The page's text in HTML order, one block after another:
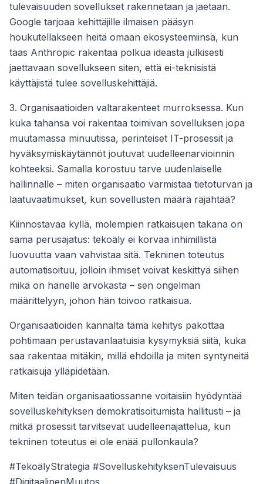
tulevaisuuden sovellukset rakennetaan ja jaetaan.
Google tarjoaa kehittäjille ilmaisen pääsyn
houkutellakseen heitä omaan ekosysteemiinsä, kun
taas Anthropic rakentaa polkua ideasta julkisesti
jaettavaan sovellukseen siten, että ei-teknisistä
käyttäjistä tulee sovelluskehittäjiä.
3. Organisaatioiden valtarakenteet murroksessa. Kun
kuka tahansa voi rakentaa toimivan sovelluksen jopa
muutamassa minuutissa, perinteiset IT-prosessit ja
hyväksymiskäytännöt joutuvat uudelleenarvioinnin
kohteeksi. Samalla korostuu tarve uudenlaiselle
hallinnalle – miten organisaatio varmistaa tietoturvan ja
laatuvaatimukset, kun sovellusten määrä räjähtää?
Kiinnostavaa kyllä, molempien ratkaisujen takana on
sama perusajatus: tekoäly ei korvaa inhimillistä
luovuutta vaan vahvistaa sitä. Tekninen toteutus
automatisoituu, jolloin ihmiset voivat keskittyä siihen
mikä on hänelle arvokasta – sen ongelman
määrittelyyn, johon hän toivoo ratkaisua.
Organisaatioiden kannalta tämä kehitys pakottaa
pohtimaan perustavanlaatuisia kysymyksiä siitä, kuka
saa rakentaa mitäkin, millä ehdoilla ja miten syntyneitä
ratkaisuja ylläpidetään.
Miten teidän organisaatiossanne voitaisiin hyödyntää
sovelluskehityksen demokratisoitumista hallitusti – ja
mitkä prosessit tarvitsevat uudelleenajattelua, kun
tekninen toteutus ei ole enää pullonkaula?
#TekoälyStrategia #SovelluskehityksenTulevaisuus
#DigitaalinenMuutos